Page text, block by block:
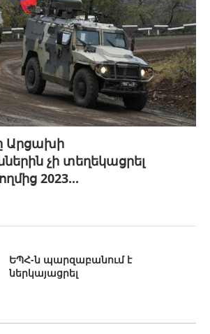
Արցախի
չի տեղեկացրել
2023...
ԵՊՀ-ն պարզաբանում է
ներկայացրել